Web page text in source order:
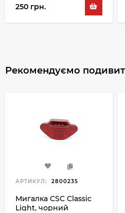
250 грн.
Рекомендуємо
АРТИКУЛ: 2800235
Мигалка CSC Classic
Light, чорний